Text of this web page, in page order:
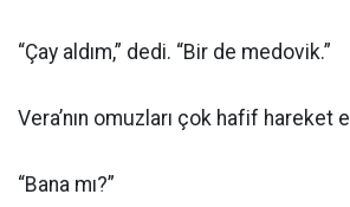
“Çay aldım,” dedi. “Bir de medovik.”
Vera’nın omuzları çok hafif hareket
“Bana mı?”